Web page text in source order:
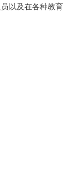
以及在各种教育